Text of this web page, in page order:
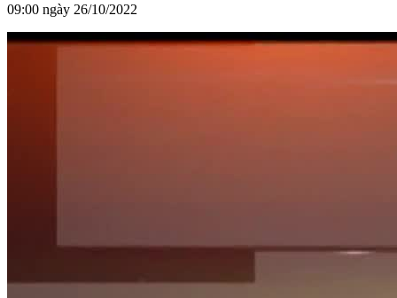
09:00 ngày 26/10/2022